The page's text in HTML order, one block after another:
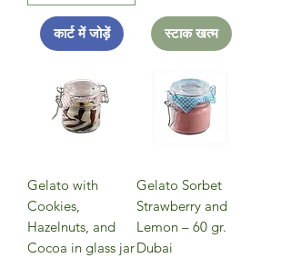
कार्ट में जोड़ें स्टाक खत्म
Gelato with
Cookies,
Hazelnuts, and
Cocoa in glass jar
Gelato Sorbet
Strawberry and
Lemon – 60 gr.
Dubai